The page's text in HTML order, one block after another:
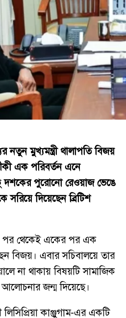
নতুন মুখ্যমন্ত্রী থালাপতি বিজয়
এক পরিবর্তন এনে
পুরোনো রেওয়াজ ভেঙে
সরিয়ে দিয়েছেন ব্রিটিশ
পর থেকেই একের পর এক
বিজয়। এবার সচিবালয়ে তার
না থাকায় বিষয়টি সামাজিক
জন্ম দিয়েছে।
কাঞ্জুগাম-এর একটি